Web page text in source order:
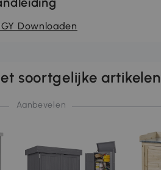
Downloaden
soortgelijke artikelen
Aanbevelen